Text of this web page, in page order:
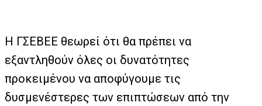
Η ΓΣΕΒΕΕ θεωρεί ότι θα πρέπει να
εξαντληθούν όλες οι δυνατότητες
προκειμένου να αποφύγουμε τις
δυσμενέστερες των επιπτώσεων από την